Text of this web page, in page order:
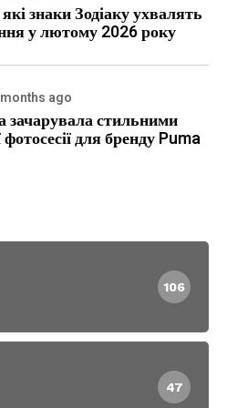
знаки Зодіаку ухвалять
у лютому 2026 року
ago
зачарувала стильними
для бренду Puma
106
47